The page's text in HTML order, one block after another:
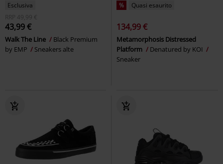
Esclusiva
RRP
49,99 €
43,99 €
Walk The Line
Black Premium
by EMP
Sneakers alte
% Quasi esaurito
134,99 €
Metamorphosis Distressed
Platform
Denatured by KOI
Sneaker